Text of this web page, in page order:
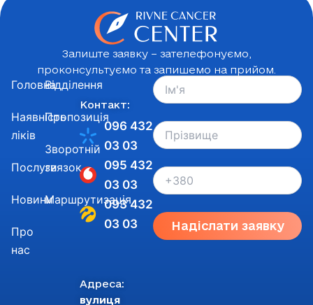
Залиште заявку – зателефонуємо,
проконсультуємо та запишемо на прийом.
Адреса:
вулиця
Контакт:
096 432
03 03
095 432
03 03
093 432
03 03
Головна
Наявність
ліків
Послуги
Новини
Про
нас
Відділення
Пропозиція
Зворотній
звязок
Маршрутизація
Надіслати заявку